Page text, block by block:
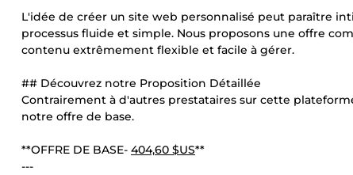
L'idée de créer un site web personnalisé peut paraître
processus fluide et simple. Nous proposons une offre
contenu extrêmement flexible et facile à gérer.
## Découvrez notre Proposition Détaillée
Contrairement à d'autres prestataires sur cette
notre offre de base.
**OFFRE DE BASE- 404,60 $US**
---